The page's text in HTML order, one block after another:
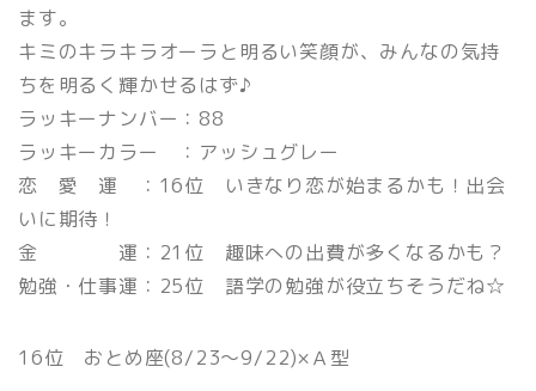
ます。
キミのキラキラオーラと明るい笑顔が、みんなの気持
ちを明るく輝かせるはず♪
ラッキーナンバー：88
ラッキーカラー ：アッシュグレー
恋 愛 運 ：16位 いきなり恋が始まるかも！出会
いに期待！
金 運：21位 趣味への出費が多くなるかも？
勉強・仕事運：25位 語学の勉強が役立ちそうだね☆
16位 おとめ座(8/23〜9/22)×Ａ型